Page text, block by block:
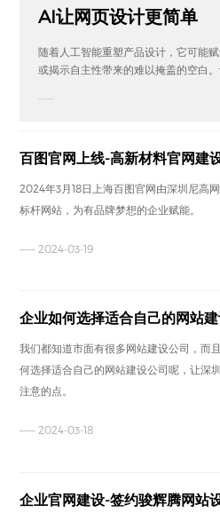
AI让网页设计更简单
随着人工智能重塑产品设计，它可能
或揭示自主性带来的难以掩盖的空白。
——
百图官网上线-高新材料官网建
2024年3月18日上海百图官网由深圳尼高
标杆网站，为有品牌梦想的企业赋能。
—— 2024-03-19
企业如何选择适合自己的网站建
我们都知道市面有很多网站建设公司，而
何选择适合自己的网站建设公司呢，让深
注意的点。
—— 2024-03-18
企业官网建设-签约骏辉腾网站